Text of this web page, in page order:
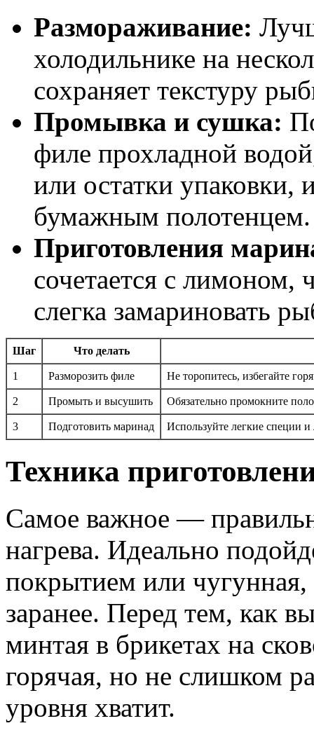
Размораживание:
холодильнике на
сохраняет текстуру
Промывка и сушка:
филе прохладной
или остатки упаковки,
бумажным полотенцем.
Приготовления
сочетается с
слегка замариновать
Шаг Что делать
1 Разморозить филе Не торопитесь, избегайте
2 Промыть и высушить Обязательно промокните
3 Подготовить маринад Используйте легкие специи
Техника
Самое важное —
нагрева. Идеально
покрытием или
заранее. Перед тем, как
минтая в брикетах на
горячая, но не слишком
уровня хватит.